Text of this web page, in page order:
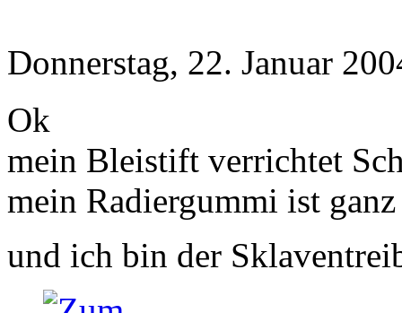
Donnerstag, 22. Januar
Ok
mein Bleistift verrichtet
mein Radiergummi ist
und ich bin der